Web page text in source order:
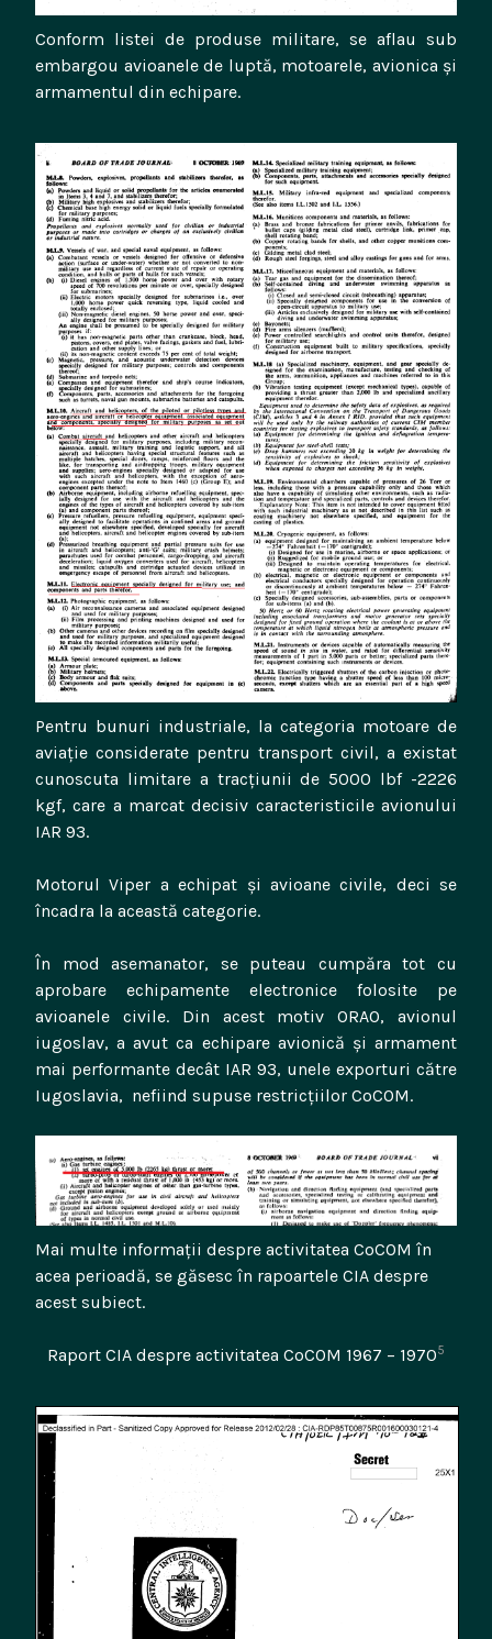
Conform listei de produse militare, se aflau sub
embargou avioanele de luptă, motoarele, avionica și
armamentul din echipare.
Pentru bunuri industriale, la categoria motoare de
aviație considerate pentru transport civil, a existat
cunoscuta limitare a tracțiunii de 5000 lbf -2226
kgf, care a marcat decisiv caracteristicile avionului
IAR 93.
Motorul Viper a echipat și avioane civile, deci se
încadra la această categorie.
În mod asemanator, se puteau cumpăra tot cu
aprobare echipamente electronice folosite pe
avioanele civile. Din acest motiv ORAO, avionul
iugoslav, a avut ca echipare avionică și armament
mai performante decât IAR 93, unele exporturi către
Iugoslavia, nefiind supuse restricțiilor CoCOM.
Mai multe informații despre activitatea CoCOM în
acea perioadă, se găsesc în rapoartele CIA despre
acest subiect.
Raport CIA despre activitatea CoCOM 1967 – 19705